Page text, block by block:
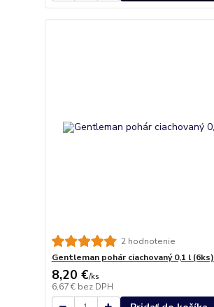
2 hodnotenie
Gentleman pohár ciachovaný 0,1 l (6ks)
8,20 €/ks
6,67 € bez DPH